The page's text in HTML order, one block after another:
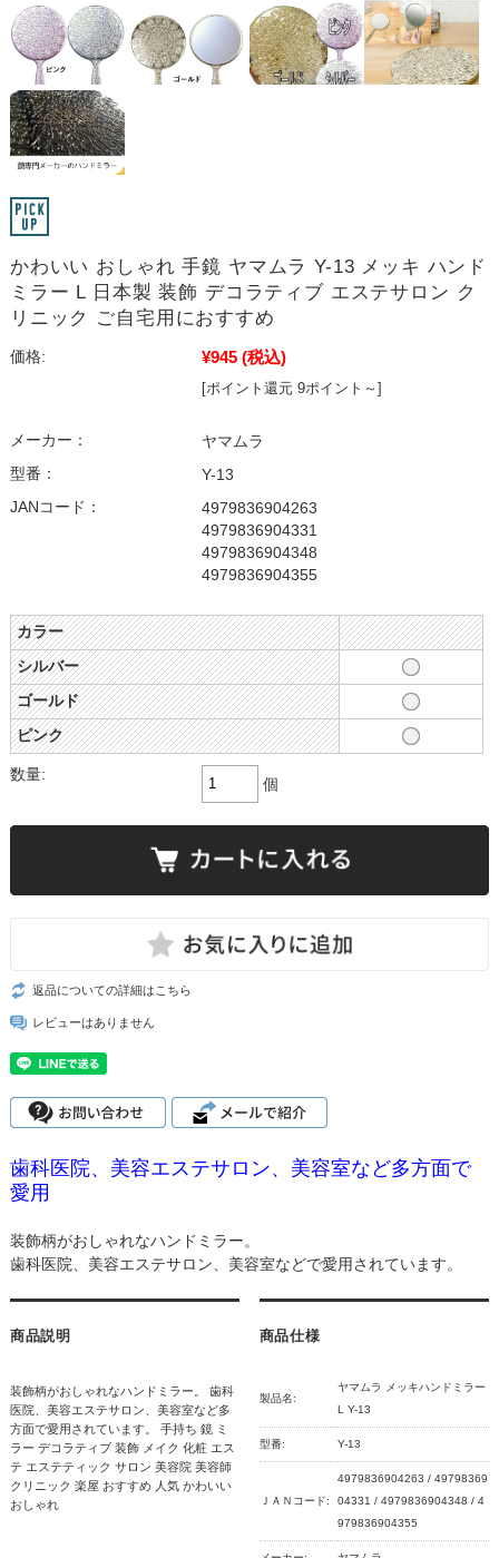
かわいい おしゃれ 手鏡 ヤマムラ Y-13 メッキ ハンド
ミラー L 日本製 装飾 デコラティブ エステサロン ク
リニック ご自宅用におすすめ
価格: ¥945 (税込)
[ポイント還元 9ポイント～]
メーカー：
ヤマムラ
型番：
Y-13
JANコード：
4979836904263
4979836904331
4979836904348
4979836904355
カラー
シルバー
ゴールド
ピンク
数量:
個
返品についての詳細はこちら
レビューはありません
歯科医院、美容エステサロン、美容室など多方面で
愛用
装飾柄がおしゃれなハンドミラー。
歯科医院、美容エステサロン、美容室などで愛用されています。
商品説明
装飾柄がおしゃれなハンドミラー。 歯科
医院、美容エステサロン、美容室など多
方面で愛用されています。 手持ち 鏡 ミ
ラー デコラティブ 装飾 メイク 化粧 エス
テ エステティック サロン 美容院 美容師
クリニック 楽屋 おすすめ 人気 かわいい
おしゃれ
商品仕様
製品名:
ヤマムラ メッキハンドミラー
L Y-13
型番: Y-13
ＪＡＮコード:
4979836904263 / 49798369
04331 / 4979836904348 / 4
979836904355